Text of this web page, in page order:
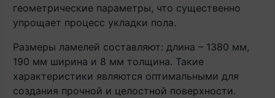
геометрические параметры, что существенно
упрощает процесс укладки пола.
Размеры ламелей составляют: длина – 1380 мм,
190 мм ширина и 8 мм толщина. Такие
характеристики являются оптимальными для
создания прочной и целостной поверхности.